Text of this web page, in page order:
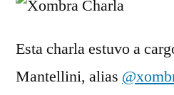
Esta charla estuvo a
Mantellini, alias